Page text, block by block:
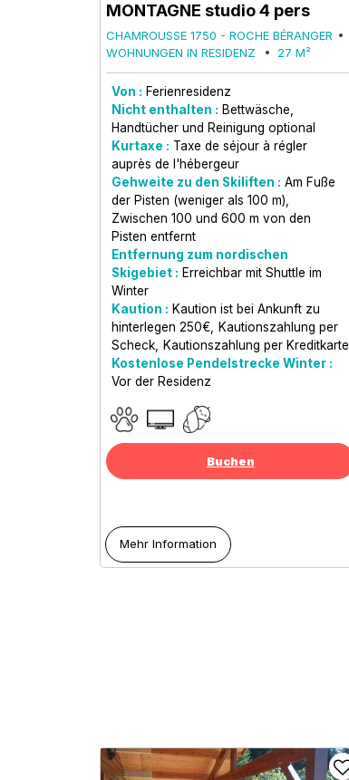
MONTAGNE studio 4 pers
CHAMROUSSE 1750 - ROCHE BÉRANGER
WOHNUNGEN IN RESIDENZ
27 M²
Von : Ferienresidenz
Nicht enthalten : Bettwäsche,
Handtücher und Reinigung optional
Kurtaxe : Taxe de séjour à régler
auprès de l'hébergeur
Gehweite zu den Skiliften : Am Fuße
der Pisten (weniger als 100 m)
Zwischen 100 und 600 m von den
Pisten entfernt
Entfernung zum nordischen
Skigebiet : Erreichbar mit Shuttle im
Winter
Kaution : Kaution ist bei Ankunft zu
hinterlegen 250€
Kautionszahlung per
Scheck
Kautionszahlung per Kreditkarte
Kostenlose Pendelstrecke Winter :
Vor der Residenz
Buchen
Mehr Information